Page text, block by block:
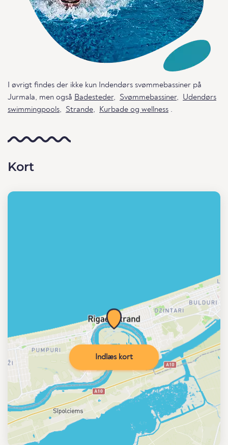
I øvrigt findes der ikke kun Indendørs svømmebassiner på
Jurmala, men også Badesteder, Svømmebassiner, Udendørs
swimmingpools, Strande, Kurbade og wellness .
Kort
Indlæs kort